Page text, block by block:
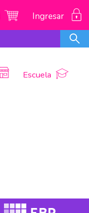
Ingresar
Escuela